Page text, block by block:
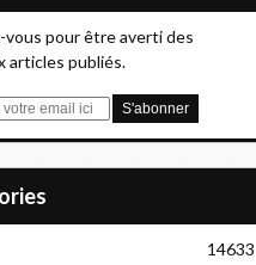
vous pour être averti des
articles publiés.
14633